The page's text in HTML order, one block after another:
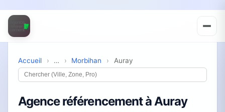
Accueil › … › Morbihan › Auray
Agence référencement à Auray